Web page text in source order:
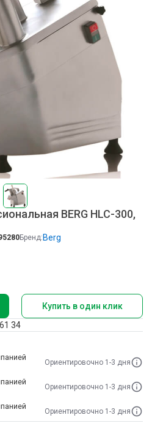
BERG HLC-300,
Бренд:Berg
Купить в один клик
34
Ориентировочно 1-3 дня
Ориентировочно 1-3 дня
Ориентировочно 1-3 дня